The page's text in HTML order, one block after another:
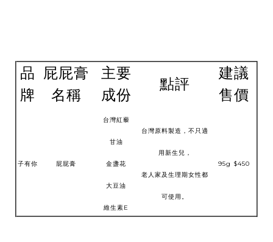
品
牌
屁屁膏
名稱
主要
成份
點評
建議
售價
子有你 屁屁膏
台灣紅藜
甘油
金盞花
大豆油
維生素E
台灣原料製造，不只適
用新生兒，
老人家及生理期女性都
可使用。
95g $450